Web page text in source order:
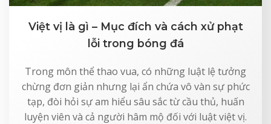
Việt vị là gì – Mục đích và cách xử phạt
lỗi trong bóng đá
Trong môn thể thao vua, có những luật lệ tưởng
chừng đơn giản nhưng lại ẩn chứa vô vàn sự phức
tạp, đòi hỏi sự am hiểu sâu sắc từ cầu thủ, huấn
luyện viên và cả người hâm mộ đối với luật việt vị.